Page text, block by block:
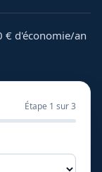
€ d'économie/an
Étape 1 sur 3